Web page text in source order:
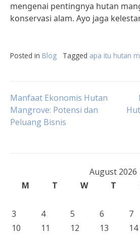
mengenai pentingnya hutan
konservasi alam. Ayo jaga
Posted in Blog Tagged apa itu hutan
Post
navigation
Manfaat Ekonomis Hutan
Mangrove: Potensi dan
Peluang Bisnis
August 2026
M
T W T
3
4 5 6 7
10
11 12 13 14